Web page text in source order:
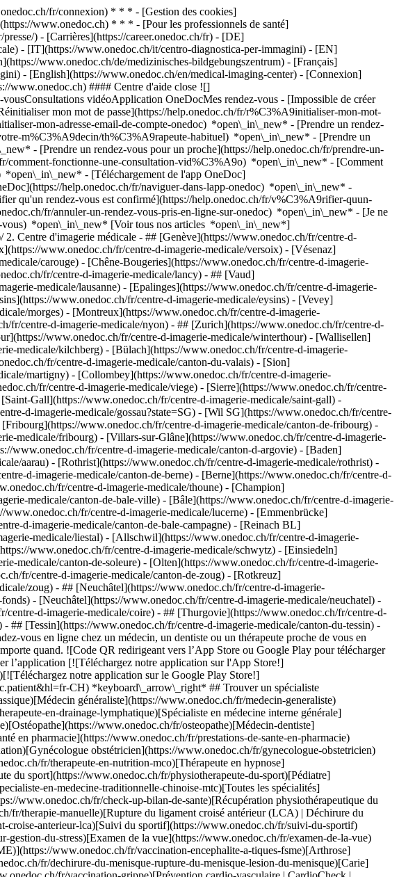
fr/connexion) * * * - [Gestion des cookies]
www.onedoc.ch) * * * - [Pour les professionnels de santé]
) - [Carrières](https://career.onedoc.ch/fr) - [DE]
- [IT](https://www.onedoc.ch/it/centro-diagnostica-per-immagini) - [EN]
www.onedoc.ch/de/medizinisches-bildgebungszentrum) - [Français]
- [English](https://www.onedoc.ch/en/medical-imaging-center) - [Connexion]
www.onedoc.ch) #### Centre d'aide close ![]
vidéoApplication OneDocMes rendez-vous - [Impossible de créer
mon mot de passe](https://help.onedoc.ch/fr/r%C3%A9initialiser-mon-mot-
mon-adresse-email-de-compte-onedoc) *open\_in\_new* - [Prendre un rendez-
m%C3%A9decin/th%C3%A9rapeute-habituel) *open\_in\_new* - [Prendre un
- [Prendre un rendez-vous pour un proche](https://help.onedoc.ch/fr/prendre-un-
comment-fonctionne-une-consultation-vid%C3%A9o) *open\_in\_new* - [Comment
*open\_in\_new* - [Téléchargement de l'app OneDoc]
help.onedoc.ch/fr/naviguer-dans-lapp-onedoc) *open\_in\_new* -
qu'un rendez-vous est confirmé](https://help.onedoc.ch/fr/v%C3%A9rifier-quun-
fr/annuler-un-rendez-vous-pris-en-ligne-sur-onedoc) *open\_in\_new* - [Je ne
vous) *open\_in\_new* [Voir tous nos articles *open\_in\_new*]
2. Centre d'imagerie médicale - ## [Genève](https://www.onedoc.ch/fr/centre-d-imagerie-medicale/canton-de-geneve) - [Genève](https://www.onedoc.ch/fr/centre-d-imagerie-medicale/geneve) - [Versoix](https://www.onedoc.ch/fr/centre-d-imagerie-medicale/versoix) - [Vésenaz](https://www.onedoc.ch/fr/centre-d-imagerie-medicale/vesenaz) - [Carouge](https://www.onedoc.ch/fr/centre-d-imagerie-medicale/carouge) - [Chêne-Bougeries](https://www.onedoc.ch/fr/centre-d-imagerie-medicale/chene-bougeries) - [Onex](https://www.onedoc.ch/fr/centre-d-imagerie-medicale/onex) - [Lancy](https://www.onedoc.ch/fr/centre-d-imagerie-medicale/lancy) - ## [Vaud](https://www.onedoc.ch/fr/centre-d-imagerie-medicale/canton-de-vaud) - [Lausanne](https://www.onedoc.ch/fr/centre-d-imagerie-medicale/lausanne) - [Epalinges](https://www.onedoc.ch/fr/centre-d-imagerie-medicale/epalinges) - [Yverdon-les-Bains](https://www.onedoc.ch/fr/centre-d-imagerie-medicale/yverdon-les-bains) - [Eysins](https://www.onedoc.ch/fr/centre-d-imagerie-medicale/eysins) - [Vevey](https://www.onedoc.ch/fr/centre-d-imagerie-medicale/vevey) - [Morges](https://www.onedoc.ch/fr/centre-d-imagerie-medicale/morges) - [Montreux](https://www.onedoc.ch/fr/centre-d-imagerie-medicale/montreux) - [Prilly](https://www.onedoc.ch/fr/centre-d-imagerie-medicale/prilly) - [Nyon](https://www.onedoc.ch/fr/centre-d-imagerie-medicale/nyon) - ## [Zurich](https://www.onedoc.ch/fr/centre-d-imagerie-medicale/canton-de-zurich) - [Zurich](https://www.onedoc.ch/fr/centre-d-imagerie-medicale/zurich) - [Winterthour](https://www.onedoc.ch/fr/centre-d-imagerie-medicale/winterthour) - [Wallisellen](https://www.onedoc.ch/fr/centre-d-imagerie-medicale/wallisellen) - [Kilchberg](https://www.onedoc.ch/fr/centre-d-imagerie-medicale/kilchberg) - [Bülach](https://www.onedoc.ch/fr/centre-d-imagerie-medicale/bulach) - [Dielsdorf](https://www.onedoc.ch/fr/centre-d-imagerie-medicale/dielsdorf) - ## [Valais](https://www.onedoc.ch/fr/centre-d-imagerie-medicale/canton-du-valais) - [Sion](https://www.onedoc.ch/fr/centre-d-imagerie-medicale/sion) - [Martigny](https://www.onedoc.ch/fr/centre-d-imagerie-medicale/martigny) - [Collombey](https://www.onedoc.ch/fr/centre-d-imagerie-medicale/collombey) - [Gamsen](https://www.onedoc.ch/fr/centre-d-imagerie-medicale/gamsen) - [Viège](https://www.onedoc.ch/fr/centre-d-imagerie-medicale/viege) - [Sierre](https://www.onedoc.ch/fr/centre-d-imagerie-medicale/sierre) - ## [Saint-Gall](https://www.onedoc.ch/fr/centre-d-imagerie-medicale/canton-de-saint-gall) - [Saint-Gall](https://www.onedoc.ch/fr/centre-d-imagerie-medicale/saint-gall) - [Heerbrugg](https://www.onedoc.ch/fr/centre-d-imagerie-medicale/heerbrugg) - [Gossau SG](https://www.onedoc.ch/fr/centre-d-imagerie-medicale/gossau?state=SG) - [Wil SG](https://www.onedoc.ch/fr/centre-d-imagerie-medicale/wil?state=SG) - [Rapperswil](https://www.onedoc.ch/fr/centre-d-imagerie-medicale/rapperswil) - ## [Fribourg](https://www.onedoc.ch/fr/centre-d-imagerie-medicale/canton-de-fribourg) - [Bulle](https://www.onedoc.ch/fr/centre-d-imagerie-medicale/bulle) - [Fribourg](https://www.onedoc.ch/fr/centre-d-imagerie-medicale/fribourg) - [Villars-sur-Glâne](https://www.onedoc.ch/fr/centre-d-imagerie-medicale/villars-sur-glane) - [Givisiez](https://www.onedoc.ch/fr/centre-d-imagerie-medicale/givisiez) - ## [Argovie](https://www.onedoc.ch/fr/centre-d-imagerie-medicale/canton-d-argovie) - [Baden](https://www.onedoc.ch/fr/centre-d-imagerie-medicale/baden) - [Aarau](https://www.onedoc.ch/fr/centre-d-imagerie-medicale/aarau) - [Rothrist](https://www.onedoc.ch/fr/centre-d-imagerie-medicale/rothrist) - [Rheinfelden](https://www.onedoc.ch/fr/centre-d-imagerie-medicale/rheinfelden) - ## [Berne](https://www.onedoc.ch/fr/centre-d-imagerie-medicale/canton-de-berne) - [Berne](https://www.onedoc.ch/fr/centre-d-imagerie-medicale/berne) - [Bienne](https://www.onedoc.ch/fr/centre-d-imagerie-medicale/bienne) - [Thoune](https://www.onedoc.ch/fr/centre-d-imagerie-medicale/thoune) - [Champion](https://www.onedoc.ch/fr/centre-d-imagerie-medicale/champion) - ## [Bâle-Ville](https://www.onedoc.ch/fr/centre-d-imagerie-medicale/canton-de-bale-ville) - [Bâle](https://www.onedoc.ch/fr/centre-d-imagerie-medicale/bale) - ## [Lucerne](https://www.onedoc.ch/fr/centre-d-imagerie-medicale/canton-de-lucerne) - [Lucerne](https://www.onedoc.ch/fr/centre-d-imagerie-medicale/lucerne) - [Emmenbrücke](https://www.onedoc.ch/fr/centre-d-imagerie-medicale/emmenbrucke) - ## [Bâle-Campagne](https://www.onedoc.ch/fr/centre-d-imagerie-medicale/canton-de-bale-campagne) - [Reinach BL](https://www.onedoc.ch/fr/centre-d-imagerie-medicale/reinach?state=BL) - [Liestal](https://www.onedoc.ch/fr/centre-d-imagerie-medicale/liestal) - [Allschwil](https://www.onedoc.ch/fr/centre-d-imagerie-medicale/allschwil) - ## [Schwyz](https://www.onedoc.ch/fr/centre-d-imagerie-medicale/canton-de-schwyz) - [Schwytz](https://www.onedoc.ch/fr/centre-d-imagerie-medicale/schwytz) - [Einsiedeln](https://www.onedoc.ch/fr/centre-d-imagerie-medicale/einsiedeln) - ## [Soleure](https://www.onedoc.ch/fr/centre-d-imagerie-medicale/canton-de-soleure) - [Olten](https://www.onedoc.ch/fr/centre-d-imagerie-medicale/olten) - [Soleure](https://www.onedoc.ch/fr/centre-d-imagerie-medicale/soleure) - ## [Zoug](https://www.onedoc.ch/fr/centre-d-imagerie-medicale/canton-de-zoug) - [Rotkreuz](https://www.onedoc.ch/fr/centre-d-imagerie-medicale/rotkreuz) - [Zoug](https://www.onedoc.ch/fr/centre-d-imagerie-medicale/zoug) - ## [Neuchâtel](https://www.onedoc.ch/fr/centre-d-imagerie-medicale/canton-de-neuchatel) - [La Chaux-de-Fonds](https://www.onedoc.ch/fr/centre-d-imagerie-medicale/la-chaux-de-fonds) - [Neuchâtel](https://www.onedoc.ch/fr/centre-d-imagerie-medicale/neuchatel) - ## [Grisons](https://www.onedoc.ch/fr/centre-d-imagerie-medicale/canton-des-grisons) - [Coire](https://www.onedoc.ch/fr/centre-d-imagerie-medicale/coire) - ## [Thurgovie](https://www.onedoc.ch/fr/centre-d-imagerie-medicale/canton-de-thurgovie) - [Weinfelden](https://www.onedoc.ch/fr/centre-d-imagerie-medicale/weinfelden) - ## [Tessin](https://www.onedoc.ch/fr/centre-d-imagerie-medicale/canton-du-tessin) - [Bellinzone](https://www.onedoc.ch/fr/centre-d-imagerie-medicale/bellinzone) ### Téléchargez l'app OneDoc Prenez rendez-vous en ligne chez un médecin, un dentiste ou un thérapeute proche de vous en Suisse. L'application OneDoc vous permet de gérer tous vos rendez-vous médicaux depuis votre natel, n'importe où et n'importe quand. ![Code QR redirigeant vers l’App Store ou Google Play pour télécharger l’app OneDoc Patients](https://www.onedoc.ch/assets/images/download-app-qr.jpeg) Scannez le QR code pour télécharger l’application [![Téléchargez notre application sur l'App Store!](https://www.onedoc.ch/assets/images/app-store-badge-fr.svg)](https://apps.apple.com/ch/app/onedoc/id1592376413?l=fr)[![Téléchargez notre application sur le Google Play Store!](https://www.onedoc.ch/assets/images/google-play-badge-fr.png)](https://play.google.com/store/apps/details?id=ch.onedoc.patient&hl=fr-CH) *keyboard\_arrow\_right* ## Trouver un spécialiste [Physiothérapeute](https://www.onedoc.ch/fr/physiotherapeute)[Masseur classique](https://www.onedoc.ch/fr/masseur-classique)[Médecin généraliste](https://www.onedoc.ch/fr/medecin-generaliste)[Réflexologue](https://www.onedoc.ch/fr/reflexologue)[Thérapeute en drainage lymphatique](https://www.onedoc.ch/fr/therapeute-en-drainage-lymphatique)[Spécialiste en médecine interne générale](https://www.onedoc.ch/fr/specialiste-en-medecine-interne-generale)[Psychologue](https://www.onedoc.ch/fr/psychologue)[Ostéopathe](https://www.onedoc.ch/fr/osteopathe)[Médecin-dentiste](https://www.onedoc.ch/fr/medecin-dentiste)[Ophtalmologue](https://www.onedoc.ch/fr/ophtalmologue)[Prestations de santé en pharmacie](https://www.onedoc.ch/fr/prestations-de-sante-en-pharmacie)[Acupuncteur](https://www.onedoc.ch/fr/acupuncteur)[Centre de vaccination](https://www.onedoc.ch/fr/centre-de-vaccination)[Gynécologue obstétricien](https://www.onedoc.ch/fr/gynecologue-obstetricien)[Masseur thérapeutique](https://www.onedoc.ch/fr/masseur-therapeutique)[Thérapeute en nutrition MCO](https://www.onedoc.ch/fr/therapeute-en-nutrition-mco)[Thérapeute en hypnose](https://www.onedoc.ch/fr/therapeute-en-hypnose)[Kinésiologue](https://www.onedoc.ch/fr/kinesiologue)[Physiothérapeute du sport](https://www.onedoc.ch/fr/physiotherapeute-du-sport)[Pédiatre](https://www.onedoc.ch/fr/pediatre)[Spécialiste en Médecine Traditionnelle Chinoise (MTC)](https://www.onedoc.ch/fr/specialiste-en-medecine-traditionnelle-chinoise-mtc)[Toutes les spécialités](https://www.onedoc.ch/fr/specialites) *keyboard\_arrow\_right* ## Trouver une expertise [Check-up | bilan de santé](https://www.onedoc.ch/fr/check-up-bilan-de-sante)[Récupération physiothérapeutique du sportif](https://www.onedoc.ch/fr/recuperation-physiotherapeutique-du-sportif)[Thérapie Manuelle](https://www.onedoc.ch/fr/therapie-manuelle)[Rupture du ligament croisé antérieur (LCA) | Déchirure du ligament croisé antérieur (LCA)](https://www.onedoc.ch/fr/rupture-du-ligament-croise-anterieur-lca-dechirure-du-ligament-croise-anterieur-lca)[Suivi du sportif](https://www.onedoc.ch/fr/suivi-du-sportif)[Accompagnement psychologique pour gestion du stress](https://www.onedoc.ch/fr/accompagnement-psychologique-pour-gestion-du-stress)[Examen de la vue](https://www.onedoc.ch/fr/examen-de-la-vue)[Entraînement de l'équilibre](https://www.onedoc.ch/fr/entrainement-de-l-equilibre)[Vaccination encéphalite à tiques (FSME)](https://www.onedoc.ch/fr/vaccination-encephalite-a-tiques-fsme)[Arthrose](https://www.onedoc.ch/fr/arthrose)[Déchirure du ménisque | Rupture du ménisque | Lésion du ménisque](https://www.onedoc.ch/fr/dechirure-du-menisque-rupture-du-menisque-lesion-du-menisque)[Carie](https://www.onedoc.ch/f